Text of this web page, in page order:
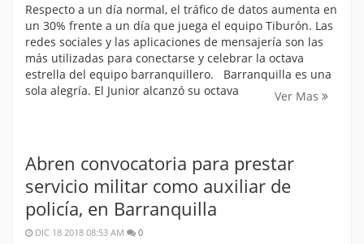
Respecto a un día normal, el tráfico de datos aumenta en
un 30% frente a un día que juega el equipo Tiburón. Las
redes sociales y las aplicaciones de mensajería son las
más utilizadas para conectarse y celebrar la octava
estrella del equipo barranquillero. Barranquilla es una
sola alegría. El Junior alcanzó su octava
Ver Mas
Abren convocatoria para prestar
servicio militar como auxiliar de
policía, en Barranquilla
DIC 18 2018 08:53 AM 0